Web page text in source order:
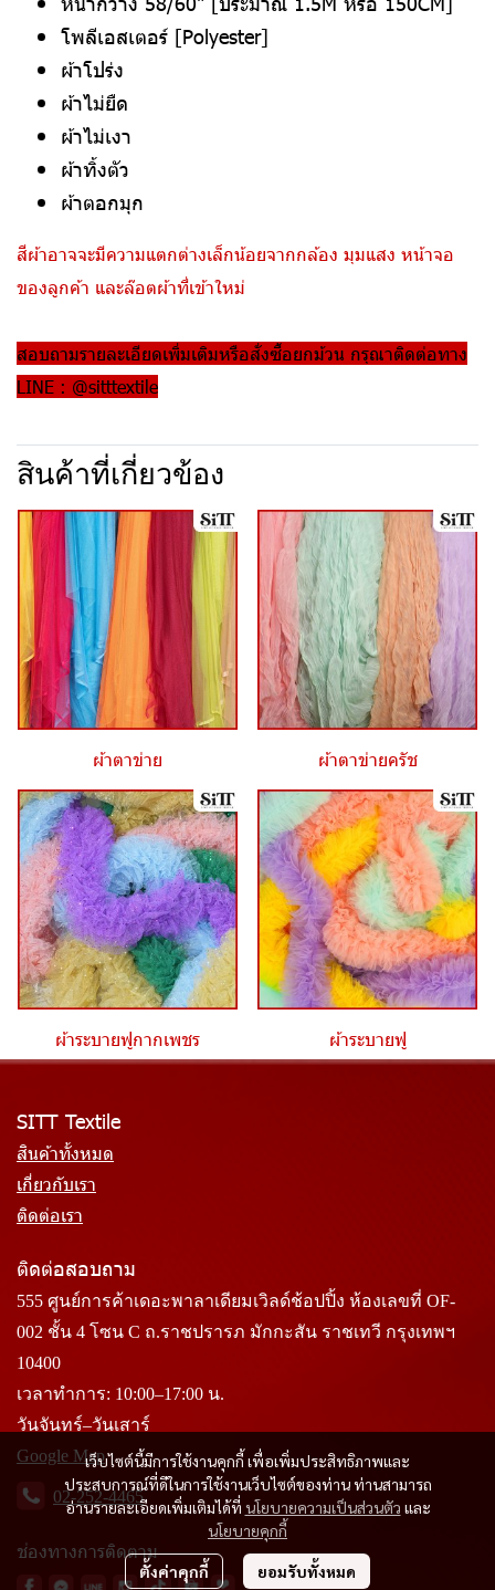
โพลีเอสเตอร์ [Polyester]
ผ้าโปร่ง
ผ้าไม่ยืด
ผ้าไม่เงา
ผ้าทิ้งตัว
ผ้าตอกมุก
สีผ้าอาจจะมีความแตกต่างเล็กน้อยจากกล้อง มุมแสง หน้าจอ
ของลูกค้า และล๊อตผ้าที่เข้าใหม่
สอบถามรายละเอียดเพิ่มเติมหรือสั่งซื้อยกม้วน กรุณาติดต่อทาง
LINE : @sitttextile
สินค้าที่เกี่ยวข้อง
ผ้าตาข่าย ผ้าตาข่ายครัช
ผ้าระบายฟูกากเพชร ผ้าระบายฟู
เว็บไซต์นี้มีการใช้งานคุกกี้ เพื่อเพิ่มประสิทธิภาพและ
ประสบการณ์ที่ดีในการใช้งานเว็บไซต์ของท่าน ท่านสามารถ
อ่านรายละเอียดเพิ่มเติมได้ที่ นโยบายความเป็นส่วนตัว และ
นโยบายคุกกี้
ตั้งค่าคุกกี้ ยอมรับทั้งหมด
SITT Textile
สินค้าทั้งหมด
เกี่ยวกับเรา
ติดต่อเรา
ติดต่อสอบถาม
555 ศูนย์การค้าเดอะพาลาเดียมเวิลด์ช้อปปิ้ง ห้องเลขที่ OF-
002 ชั้น 4 โซน C ถ.ราชปรารภ มักกะสัน ราชเทวี กรุงเทพฯ
10400
เวลาทำการ: 10:00–17:00 น.
วันจันทร์–วันเสาร์
Google Map
02-252-4465
ช่องทางการติดตาม